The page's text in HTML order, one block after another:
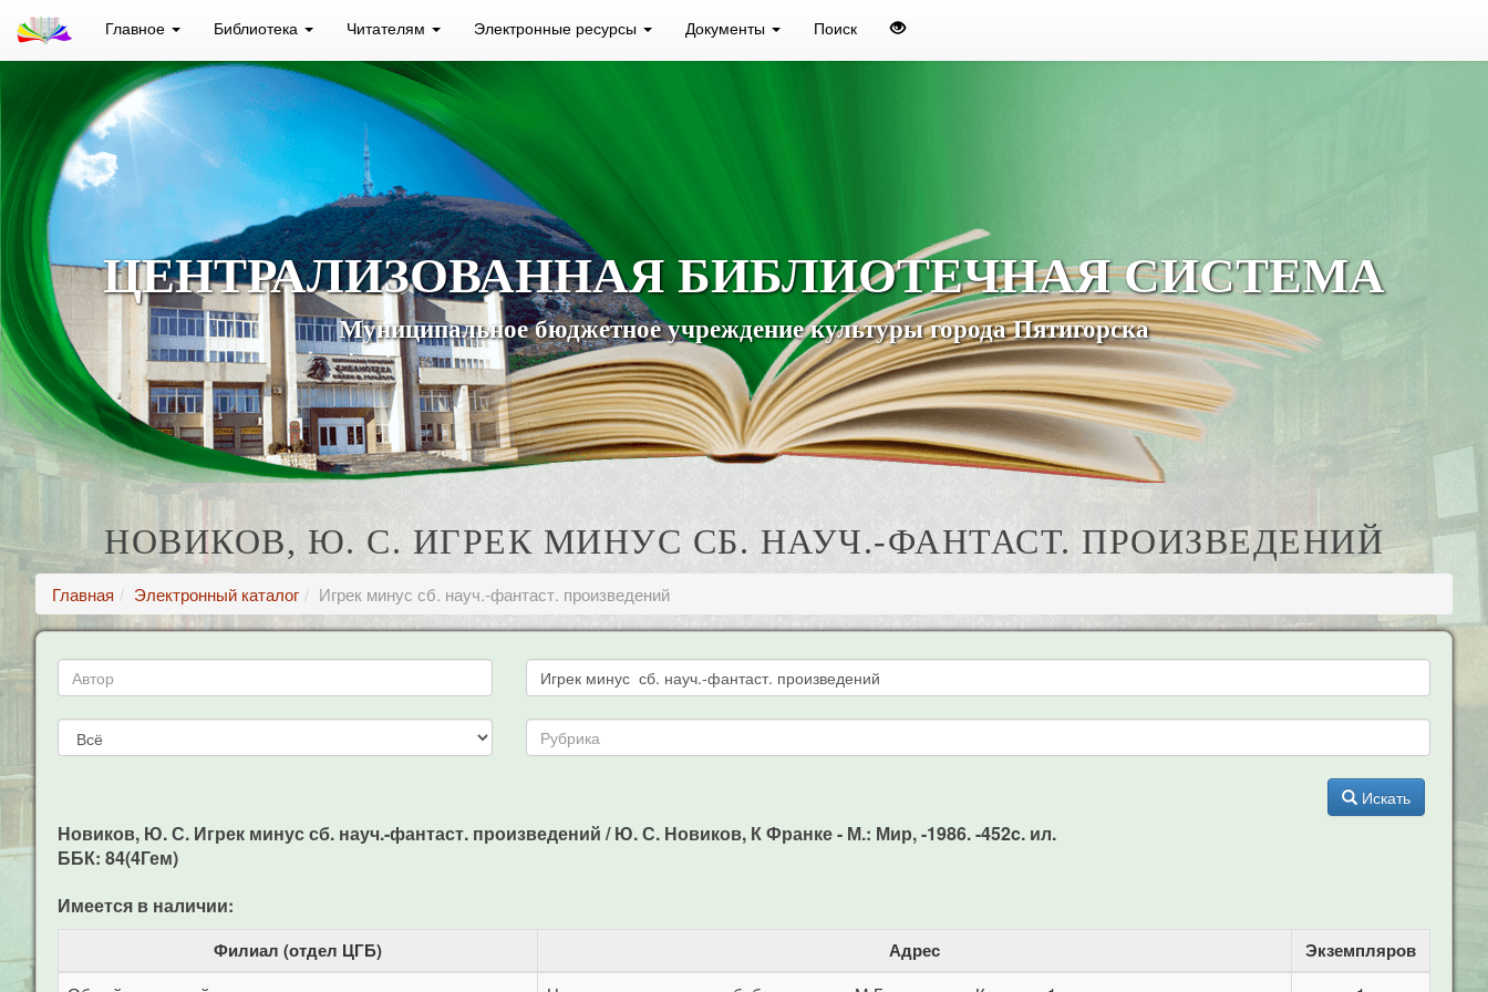
Главное Библиотека Читателям Электронные ресурсы Документы Поиск
ЦЕНТРАЛИЗОВАННАЯ БИБЛИОТЕЧНАЯ СИСТЕМА
Муниципальное бюджетное учреждение культуры города Пятигорска
НОВИКОВ, Ю. С. ИГРЕК МИНУС СБ. НАУЧ.-ФАНТАСТ. ПРОИЗВЕДЕНИЙ
Главная Электронный каталог Игрек минус сб. науч.-фантаст. произведений
Искать
Новиков, Ю. С. Игрек минус сб. науч.-фантаст. произведений / Ю. С. Новиков, К Франке - М.: Мир, -1986. -452c. ил.
ББК: 84(4Гем)
Имеется в наличии:
Филиал (отдел ЦГБ) Адрес Экземпляров